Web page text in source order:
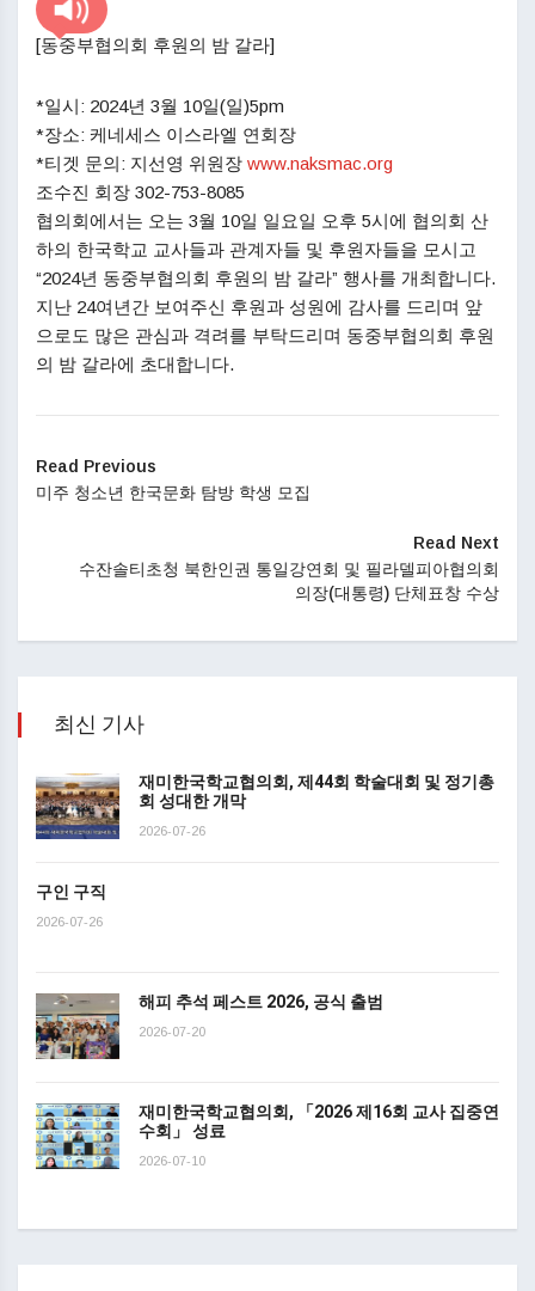
[동중부협의회 후원의 밤 갈라]
*일시: 2024년 3월 10일(일)5pm
*장소: 케네세스 이스라엘 연회장
*티겟 문의: 지선영 위원장 www.naksmac.org
조수진 회장 302-753-8085
협의회에서는 오는 3월 10일 일요일 오후 5시에 협의회 산
하의 한국학교 교사들과 관계자들 및 후원자들을 모시고
“2024년 동중부협의회 후원의 밤 갈라” 행사를 개최합니다.
지난 24여년간 보여주신 후원과 성원에 감사를 드리며 앞
으로도 많은 관심과 격려를 부탁드리며 동중부협의회 후원
의 밤 갈라에 초대합니다.
Read Previous
미주 청소년 한국문화 탐방 학생 모집
Read Next
수잔솔티초청 북한인권 통일강연회 및 필라델피아협의회
의장(대통령) 단체표창 수상
최신 기사
재미한국학교협의회, 제44회 학술대회 및 정기총
회 성대한 개막
2026-07-26
구인 구직
2026-07-26
해피 추석 페스트 2026, 공식 출범
2026-07-20
재미한국학교협의회, 「2026 제16회 교사 집중연
수회」 성료
2026-07-10